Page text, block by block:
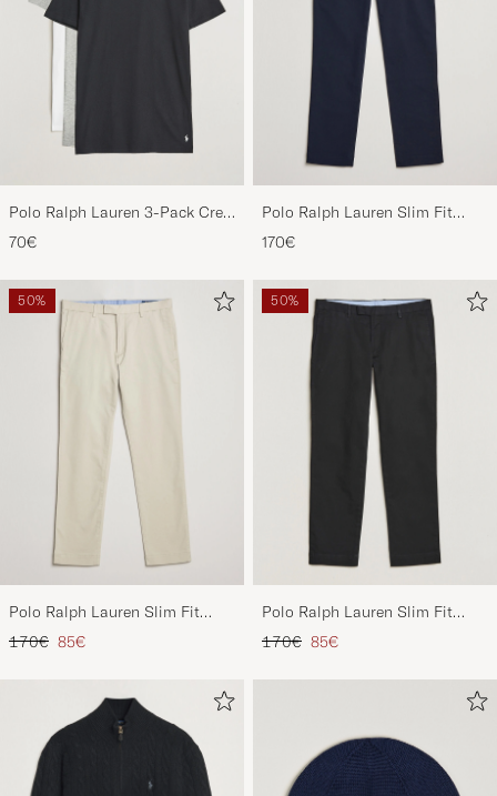
Polo Ralph Lauren 3-Pack Crew
Neck T-Shirt
White/Black/Andover Heather
70€
Polo Ralph Lauren Slim Fit
Stretch Chinos Aviator Navy
170€
50%
Polo Ralph Lauren Slim Fit
Stretch Chinos Beige
Tavallinen hinta
170€ Alennettu hinta
85€
50%
Polo Ralph Lauren Slim Fit
Stretch Chinos Black
Tavallinen hinta
170€ Alennettu hinta
85€